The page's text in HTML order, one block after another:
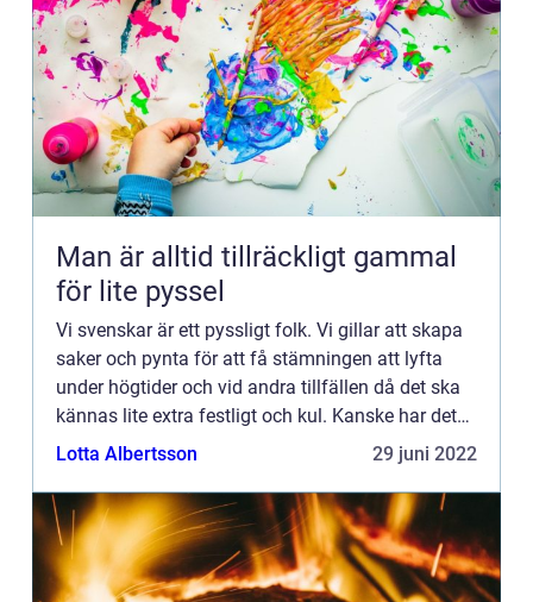
Man är alltid tillräckligt gammal
för lite pyssel
Vi svenskar är ett pyssligt folk. Vi gillar att skapa
saker och pynta för att få stämningen att lyfta
under högtider och vid andra tillfällen då det ska
kännas lite extra festligt och kul. Kanske har det
att göra med det berömda mörkret som vi lever ...
Lotta Albertsson 29 juni 2022